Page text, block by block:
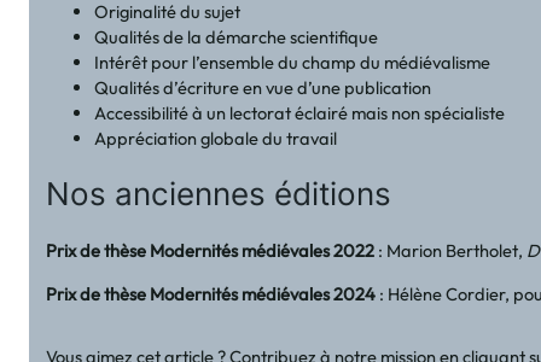
Originalité du sujet
Qualités de la démarche scientifique
Intérêt pour l’ensemble du champ du médiévalisme
Qualités d’écriture en vue d’une publication
Accessibilité à un lectorat éclairé mais non spécialiste
Appréciation globale du travail
Nos anciennes éditions
Prix de thèse Modernités médiévales 2022 : Marion Bertholet,
Prix de thèse Modernités médiévales 2024 : Hélène Cordier,
Vous aimez cet article ? Contribuez à notre mission en cliquant